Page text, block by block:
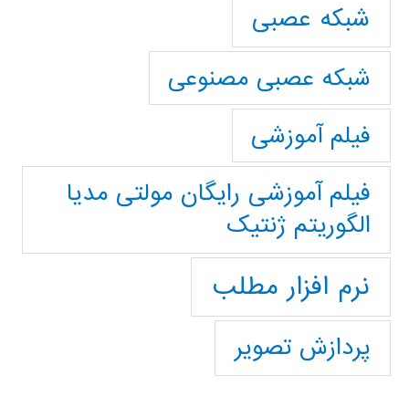
شبکه عصبی
شبکه عصبی مصنوعی
فیلم آموزشی
فیلم آموزشی رایگان مولتی مدیا
الگوریتم ژنتیک
نرم افزار مطلب
پردازش تصویر